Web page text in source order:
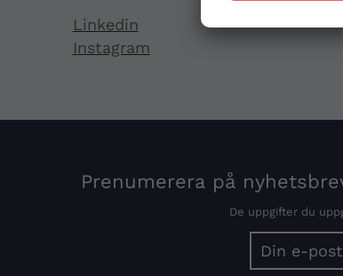
Linkedin
Instagram
Prenumerera på
De uppgifter du